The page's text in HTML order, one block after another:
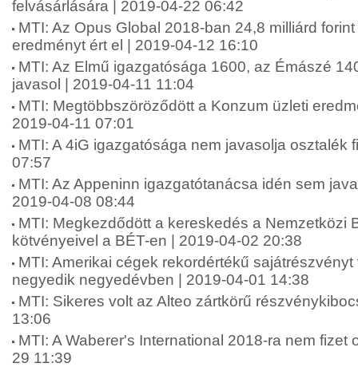
felvásárlására | 2019-04-22 06:42
MTI: Az Opus Global 2018-ban 24,8 milliárd
eredményt ért el | 2019-04-12 16:10
MTI: Az Elmű igazgatósága 1600, az Émászé
javasol | 2019-04-11 11:04
MTI: Megtöbbszöröződött a Konzum üzleti
2019-04-11 07:01
MTI: A 4iG igazgatósága nem javasolja osztalék
07:57
MTI: Az Appeninn igazgatótanácsa idén sem
2019-04-08 08:44
MTI: Megkezdődött a kereskedés a Nemzetközi
kötvényeivel a BÉT-en | 2019-04-02 20:38
MTI: Amerikai cégek rekordértékű
negyedik negyedévben | 2019-04-01 14:38
MTI: Sikeres volt az Alteo zártkörű
13:06
MTI: A Waberer's International 2018-ra nem fizet
29 11:39